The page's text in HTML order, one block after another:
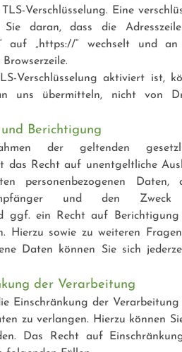
Verschlüsselung. Eine
Sie daran, dass die
auf „https://“ wechselt und an
Verschlüsselung aktiviert ist,
uns übermitteln, nicht von
Berichtigung
der geltenden
das Recht auf unentgeltliche
personenbezogenen Daten,
und den Zweck
ggf. ein Recht auf Berichtigung
Hierzu sowie zu weiteren
Daten können Sie sich
der Verarbeitung
Einschränkung der
zu verlangen. Hierzu können
Das Recht auf